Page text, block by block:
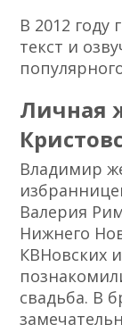
В 2012 году
текст и
Личная
Владимир
Валерия
Нижнего
КВНовских
свадьба. В